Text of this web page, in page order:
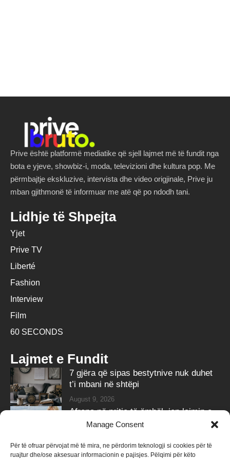
Manage Consent
Për të ofruar përvojat më të mira, ne përdorim teknologji si cookies për të
ruajtur dhe/ose aksesuar informacionin e pajisjes. Pëlqimi për këto
Prive është platformë mediatike që sjell lajmet më të fundit nga
bota e yjeve, showbiz-i, moda, televizioni dhe kultura pop. Me
përmbajtje ekskluzive, intervista dhe video origjinale, Prive ju
mban gjithmonë të informuar me atë që po ndodh tani.
Lidhje të Shpejta
Yjet
Prive TV
Liberté
Fashion
Interview
Film
60 SECONDS
Lajmet e Fundit
7 gjëra që sipas bestytnive nuk duhet
t’i mbani në shtëpi
August 9, 2026
Afrona në pritje të ëmbël, jep lajmin e
bukur në ditëlindje